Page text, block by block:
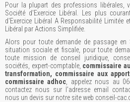
Pour la plupart des professions libérales,
Société d'Exercice Libéral. Les plus
d'Exercice Libéral A Responsabilité Limitée
Libéral par Actions Simplifiée.
Alors pour toute demande de passage
situation sociale et fiscale, pour toute
toute mission de conseil juridique,
sociétés, expert-comptable, commissaire
transformation, commissaire aux
commissaire adhoc , appelez nous au
contactez nous sur l'adresse email
nous un devis sur notre site web conseil-